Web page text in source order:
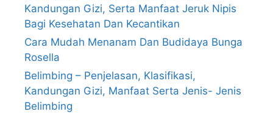
Kandungan Gizi, Serta Manfaat Jeruk Nipis
Bagi Kesehatan Dan Kecantikan
Cara Mudah Menanam Dan Budidaya Bunga
Rosella
Belimbing – Penjelasan, Klasifikasi,
Kandungan Gizi, Manfaat Serta Jenis- Jenis
Belimbing